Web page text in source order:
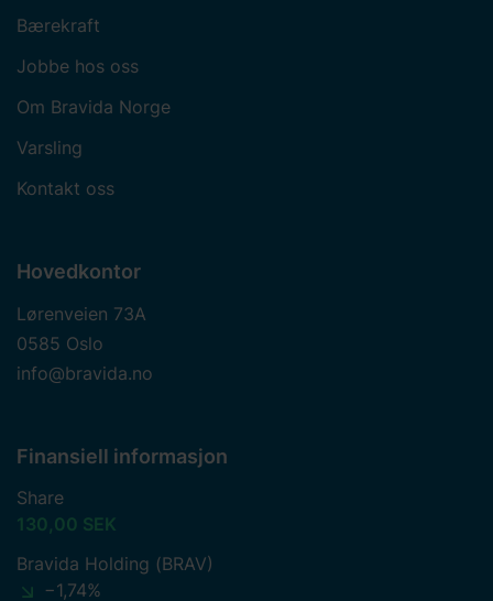
Bærekraft
Jobbe hos oss
Om Bravida Norge
Varsling
Kontakt oss
Hovedkontor
Lørenveien 73A
0585 Oslo
info@bravida.no
Finansiell informasjon
Share
130,00 SEK
Bravida Holding (BRAV)
−1,74%